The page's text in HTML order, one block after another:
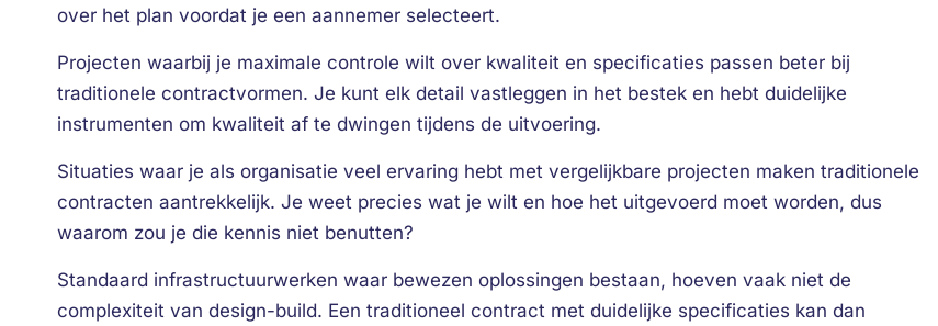
over het plan voordat je een aannemer selecteert.
Projecten waarbij je maximale controle wilt over kwaliteit en specificaties passen beter bij
traditionele contractvormen. Je kunt elk detail vastleggen in het bestek en hebt duidelijke
instrumenten om kwaliteit af te dwingen tijdens de uitvoering.
Situaties waar je als organisatie veel ervaring hebt met vergelijkbare projecten maken traditionele
contracten aantrekkelijk. Je weet precies wat je wilt en hoe het uitgevoerd moet worden, dus
waarom zou je die kennis niet benutten?
Standaard infrastructuurwerken waar bewezen oplossingen bestaan, hoeven vaak niet de
complexiteit van design-build. Een traditioneel contract met duidelijke specificaties kan dan